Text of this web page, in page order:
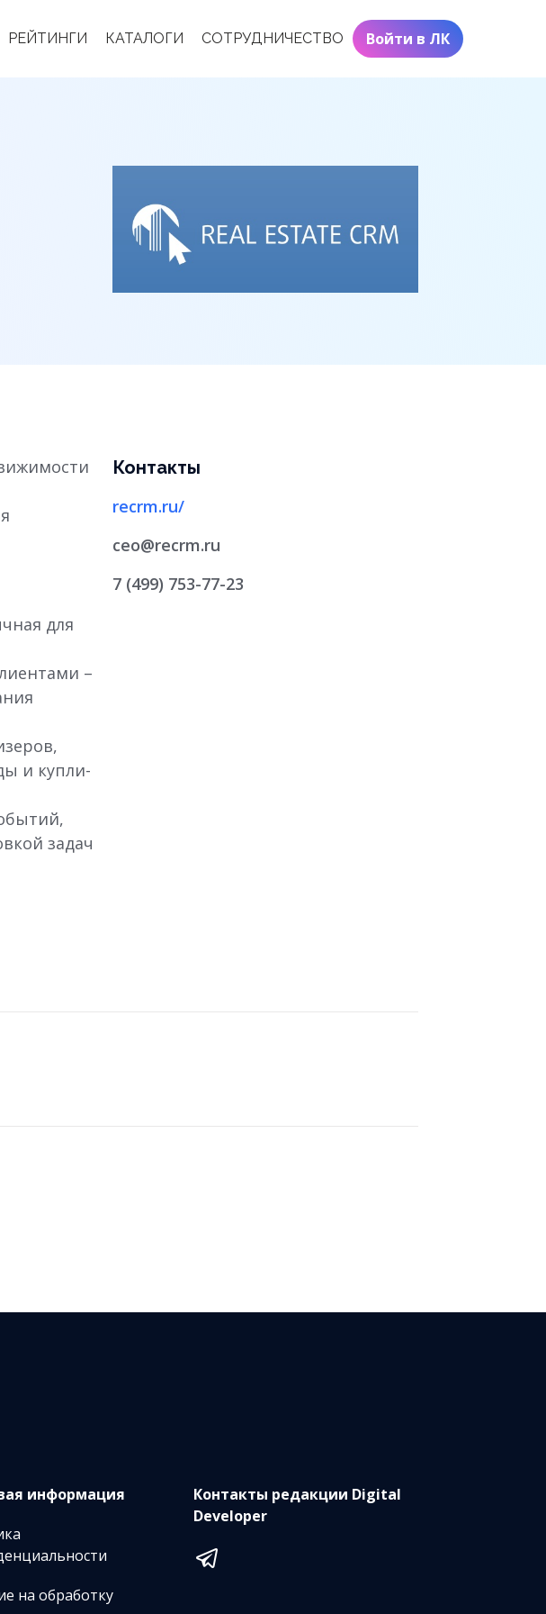
РЕЙТИНГИ КАТАЛОГИ СОТРУДНИЧЕСТВО Войти в ЛК
для
–
и купли-
задач
Контакты
recrm.ru/
ceo@recrm.ru
7 (499) 753-77-23
информация
на обработку
Контакты редакции Digital
Developer
Telegram